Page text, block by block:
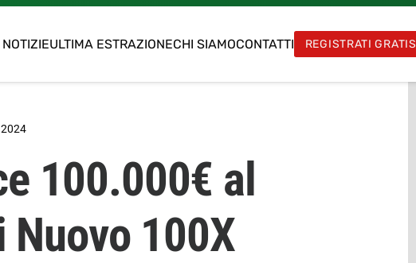
ULTIMA ESTRAZIONECHI SIAMOCONTATTI REGISTRATI GRATIS
100.000€ al
100X